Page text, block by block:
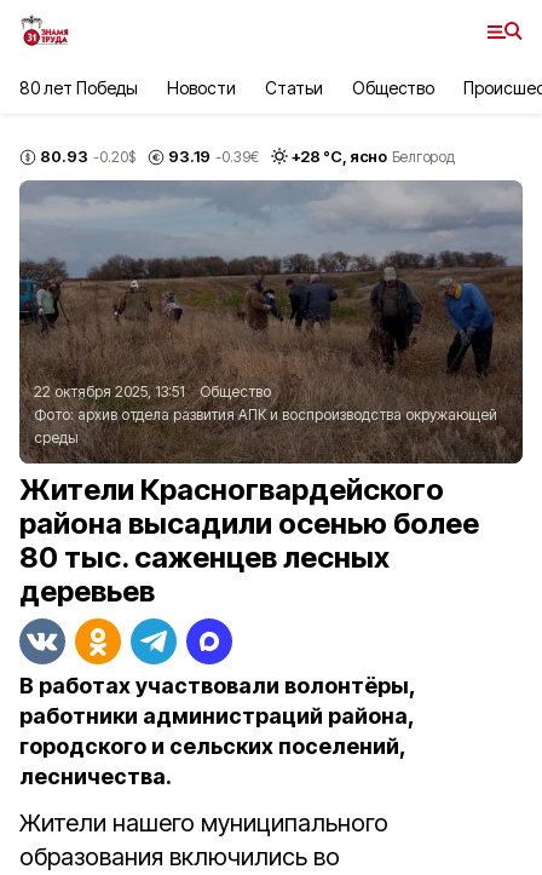
80 лет Победы Новости Статьи Общество
80.93 -0.20$ 93.19 -0.39€ +28 °С, ясно Белгород
22 октября 2025, 13:51
Общество
Фото:архив отдела развития АПК и воспроизводства окружающей
среды
Жители Красногвардейского
района высадили осенью более
80 тыс. саженцев лесных
деревьев
В работах участвовали волонтёры,
работники администраций района,
городского и сельских поселений,
лесничества.
Жители нашего муниципального
образования включились во